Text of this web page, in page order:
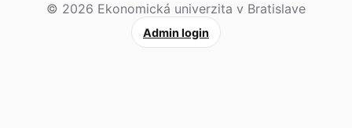
© 2026 Ekonomická univerzita v Bratislave
Admin login